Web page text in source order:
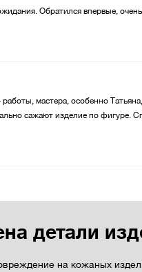
Обратился впервые,
мастера, особенно Татьяна,
сажают изделие по фигуре.
детали
на кожаных